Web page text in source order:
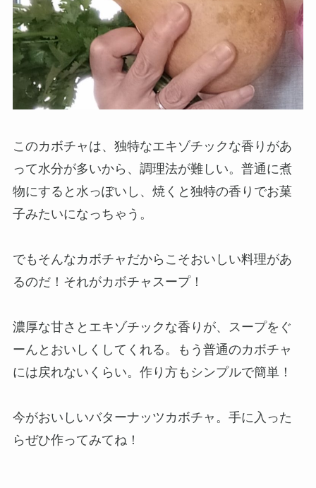
このカボチャは、独特なエキゾチックな香りがあ
って水分が多いから、調理法が難しい。普通に煮
物にすると水っぽいし、焼くと独特の香りでお菓
子みたいになっちゃう。
でもそんなカボチャだからこそおいしい料理があ
るのだ！それがカボチャスープ！
濃厚な甘さとエキゾチックな香りが、スープをぐ
ーんとおいしくしてくれる。もう普通のカボチャ
には戻れないくらい。作り方もシンプルで簡単！
今がおいしいバターナッツカボチャ。手に入った
らぜひ作ってみてね！